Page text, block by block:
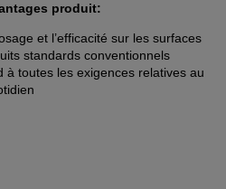
produit:
et l’efficacité sur les surfaces
standards conventionnels
à toutes les exigences relatives au